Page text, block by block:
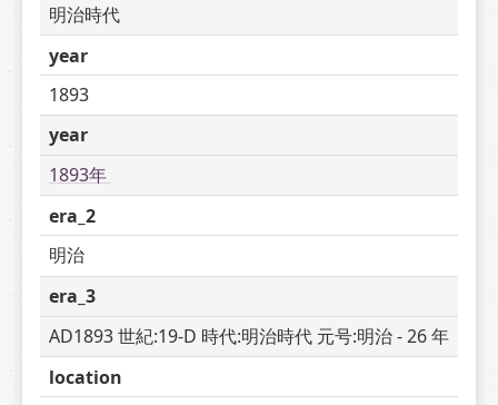
明治時代
year
1893
year
1893年
era_2
明治
era_3
AD1893 世紀:19-D 時代:明治時代 元号:明治 - 26 年
location